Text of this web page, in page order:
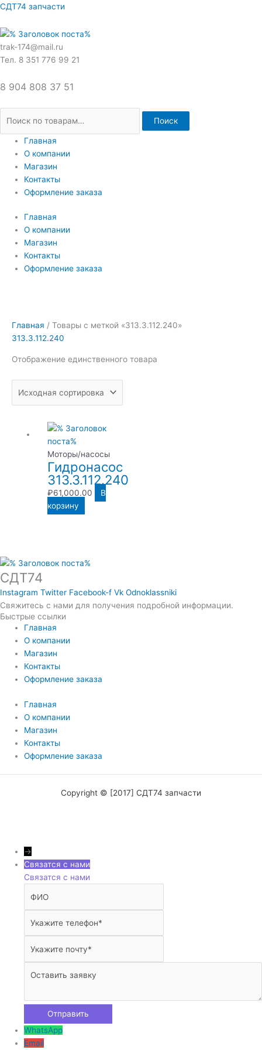
Перейти
содержимому
СДТ74 запчасти
trak-174@mail.ru
Тел. 8 351 776 99 21
8 904 808 37 51
Искать:
Поиск
Главная
О компании
Магазин
Контакты
Оформление заказа
Главная
О компании
Магазин
Контакты
Оформление заказа
Главная / Товары с меткой «313.3.112.240»
313.3.112.240
Отображение единственного товара
Моторы/насосы
Гидронасос
313.3.112.240
₽61,000.00
В
корзину
СДТ74
Instagram Twitter Facebook-f Vk Odnoklassniki
Свяжитесь с нами для получения подробной информации.
Быстрые ссылки
Главная
О компании
Магазин
Контакты
Оформление заказа
Главная
О компании
Магазин
Контакты
Оформление заказа
Copyright © [2017] СДТ74 запчасти
→
Связатся с нами
Связатся с нами
WhatsApp
Email